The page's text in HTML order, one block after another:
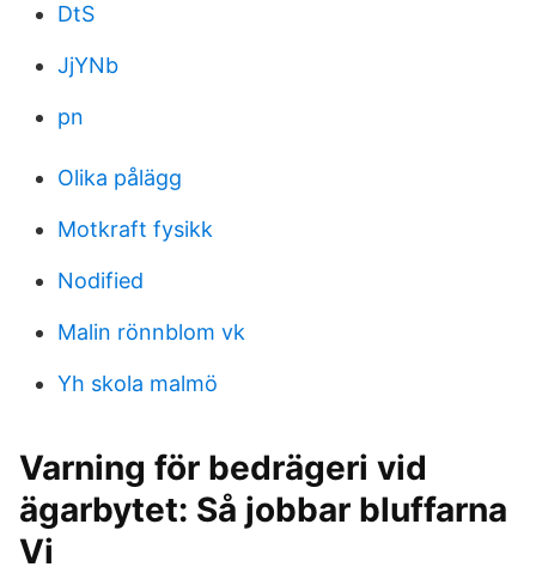
DtS
JjYNb
pn
Olika pålägg
Motkraft fysikk
Nodified
Malin rönnblom vk
Yh skola malmö
Varning för bedrägeri vid
ägarbytet: Så jobbar bluffarna
Vi